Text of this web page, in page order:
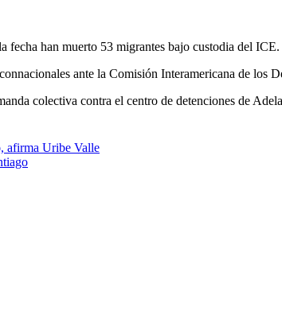
fecha han muerto 53 migrantes bajo custodia del ICE.
ante la Comisión Interamericana de los
colectiva contra el centro de detenciones de
afirma Uribe Valle